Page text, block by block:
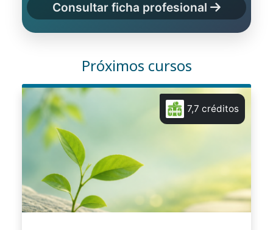
Consultar ficha profesional
Próximos cursos
7,7 créditos